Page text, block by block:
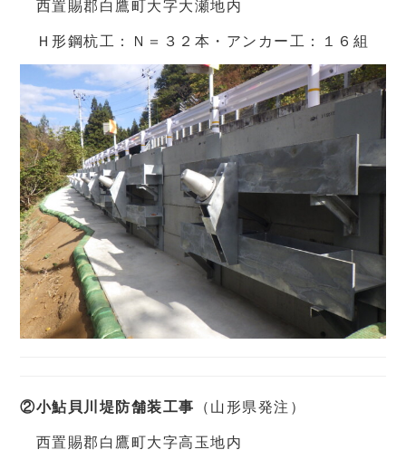
西置賜郡白鷹町大字大瀬地内
Ｈ形鋼杭工：Ｎ＝３２本・アンカー工：１６組
②小鮎貝川堤防舗装工事 （山形県発注）
西置賜郡白鷹町大字高玉地内